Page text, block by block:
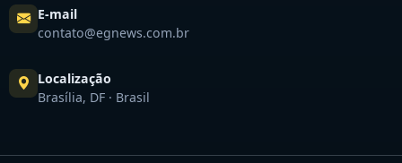
E-mail
contato@egnews.com.br
Localização
Brasília, DF · Brasil